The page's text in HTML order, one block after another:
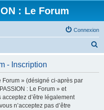
: Le Forum
Connexion
- Inscription
Forum » (désigné ci-après par
: Le Forum » et
d’être légalement
n’acceptez pas d’être